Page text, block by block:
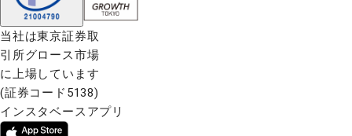
当社は東京証券取
引所グロース市場
に上場しています
(証券コード5138)
インスタベースアプリ